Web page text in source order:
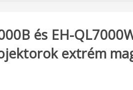
és EH-
extrém